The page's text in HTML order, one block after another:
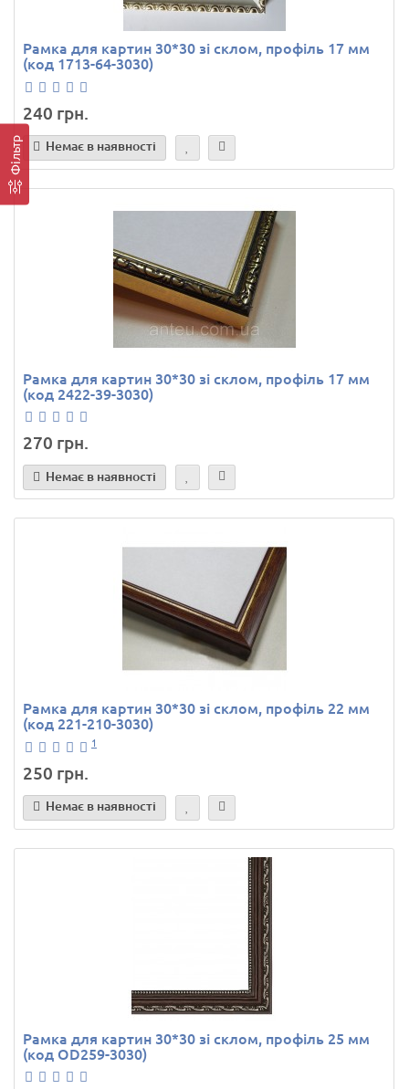
Фільтр
Рамка для картин 30*30 зі склом, профіль 17 мм
(код 1713-64-3030)
240 грн.
Немає в наявності
Рамка для картин 30*30 зі склом, профіль 17 мм
(код 2422-39-3030)
270 грн.
Немає в наявності
Рамка для картин 30*30 зі склом, профіль 22 мм
(код 221-210-3030)
1
250 грн.
Немає в наявності
Рамка для картин 30*30 зі склом, профіль 25 мм
(код OD259-3030)